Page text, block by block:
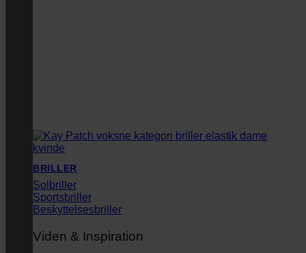
BRILLER
Solbriller
Sportsbriller
Beskyttelsesbriller
Viden & Inspiration